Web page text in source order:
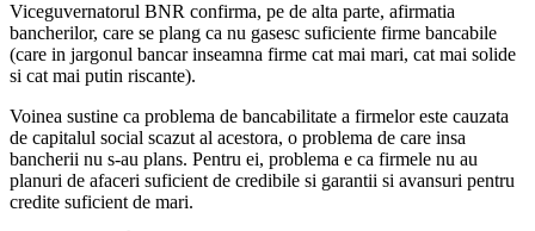
Viceguvernatorul BNR confirma, pe de alta parte, afirmatia
bancherilor, care se plang ca nu gasesc suficiente firme bancabile
(care in jargonul bancar inseamna firme cat mai mari, cat mai solide
si cat mai putin riscante).
Voinea sustine ca problema de bancabilitate a firmelor este cauzata
de capitalul social scazut al acestora, o problema de care insa
bancherii nu s-au plans. Pentru ei, problema e ca firmele nu au
planuri de afaceri suficient de credibile si garantii si avansuri pentru
credite suficient de mari.